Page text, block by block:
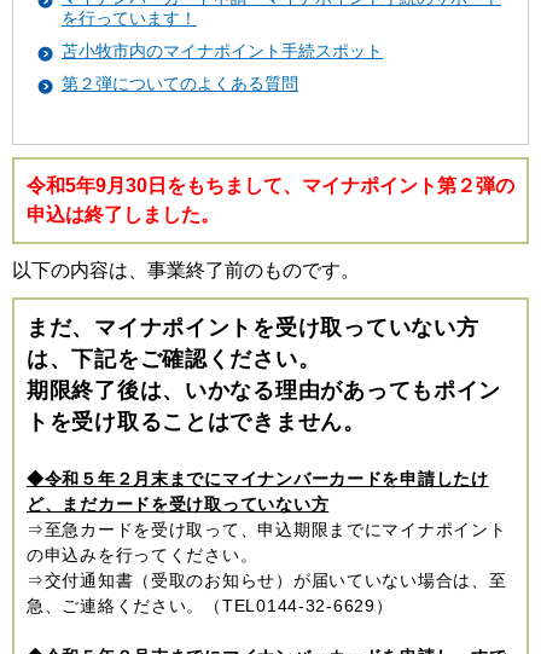
を行っています！
苫小牧市内のマイナポイント手続スポット
第２弾についてのよくある質問
令和5年9月30日をもちまして、マイナポイント第２弾の
申込は終了しました。
以下の内容は、事業終了前のものです。
まだ、マイナポイントを受け取っていない方
は、下記をご確認ください。
期限終了後は、いかなる理由があってもポイン
トを受け取ることはできません。
◆令和５年２月末までにマイナンバーカードを申請したけ
ど、まだカードを受け取っていない方
⇒至急カードを受け取って、申込期限までにマイナポイント
の申込みを行ってください。
⇒交付通知書（受取のお知らせ）が届いていない場合は、至
急、ご連絡ください。（TEL0144-32-6629）